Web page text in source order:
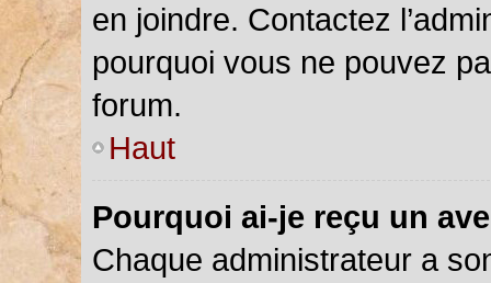
en joindre. Contactez
pourquoi vous ne pouvez
forum.
Haut
Pourquoi ai-je reçu un
Chaque administrateur a